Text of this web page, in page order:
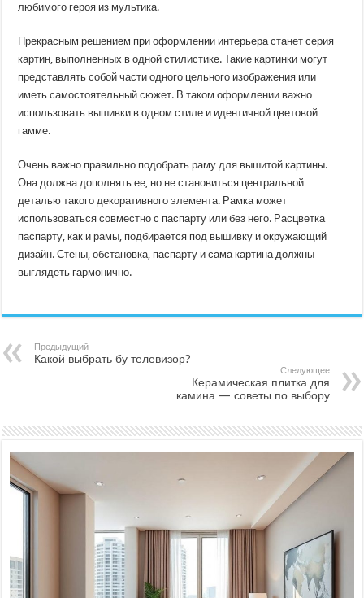
любимого героя из мультика.
Прекрасным решением при оформлении интерьера станет серия
картин, выполненных в одной стилистике. Такие картинки могут
представлять собой части одного цельного изображения или
иметь самостоятельный сюжет. В таком оформлении важно
использовать вышивки в одном стиле и идентичной цветовой
гамме.
Очень важно правильно подобрать раму для вышитой картины.
Она должна дополнять ее, но не становиться центральной
деталью такого декоративного элемента. Рамка может
использоваться совместно с паспарту или без него. Расцветка
паспарту, как и рамы, подбирается под вышивку и окружающий
дизайн. Стены, обстановка, паспарту и сама картина должны
выглядеть гармонично.
Предыдущий
Какой выбрать бу телевизор?
Следующее
Керамическая плитка для
камина — советы по выбору